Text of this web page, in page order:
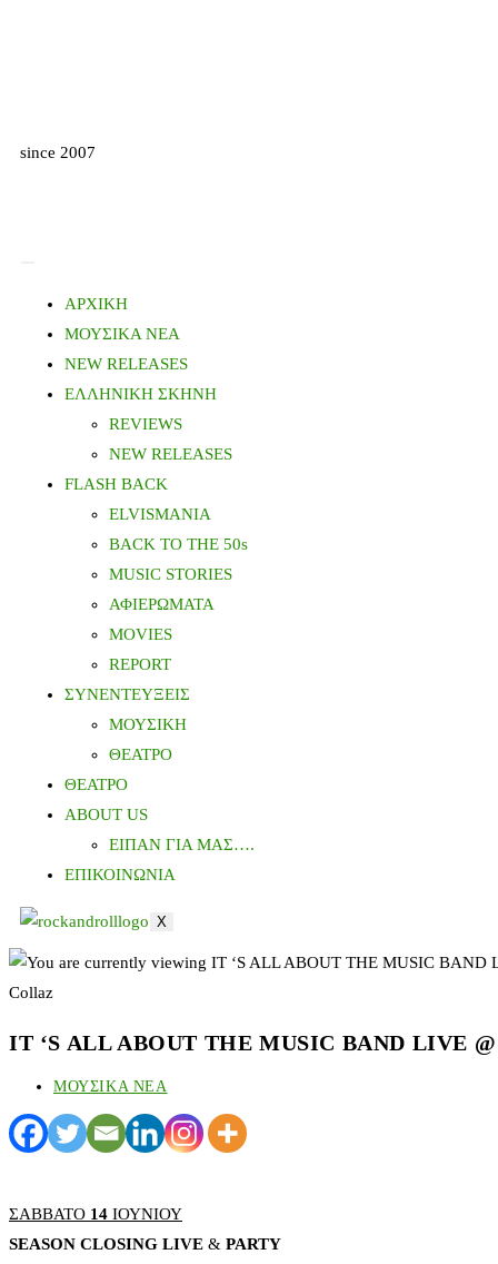
since 2007
ΑΡΧΙΚΗ
ΜΟΥΣΙΚΑ ΝΕΑ
NEW RELEASES
ΕΛΛΗΝΙΚΗ ΣΚΗΝΗ
REVIEWS
NEW RELEASES
FLASH BACK
ELVISMANIA
BACK TO THE 50s
MUSIC STORIES
ΑΦΙΕΡΩΜΑΤΑ
MOVIES
REPORT
ΣΥΝΕΝΤΕΥΞΕΙΣ
ΜΟΥΣΙΚΗ
ΘΕΑΤΡΟ
ΘΕΑΤΡΟ
ABOUT US
ΕΙΠΑΝ ΓΙΑ ΜΑΣ….
ΕΠΙΚΟΙΝΩΝΙΑ
X
Collaz
IT ‘S ALL ABOUT THE MUSIC BAND LIVE
ΜΟΥΣΙΚΑ ΝΕΑ
ΣΑΒΒΑΤΟ 14 ΙΟΥΝΙΟΥ
SEASON CLOSING LIVE & PARTY